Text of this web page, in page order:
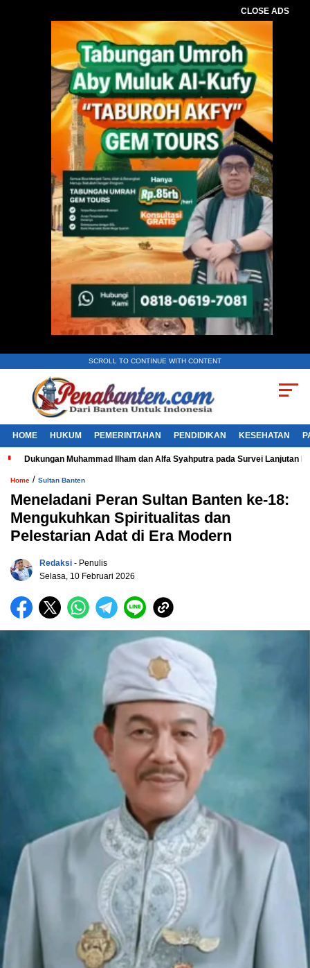
CLOSE ADS
SCROLL TO CONTINUE WITH CONTENT
HOME HUKUM PEMERINTAHAN PENDIDIKAN KESEHATAN
Dukungan Muhammad Ilham dan Alfa Syahputra pada Survei Lanjutan
Home / Sultan Banten
Meneladani Peran Sultan Banten ke-18:
Mengukuhkan Spiritualitas dan
Pelestarian Adat di Era Modern
Redaksi - Penulis
Selasa, 10 Februari 2026